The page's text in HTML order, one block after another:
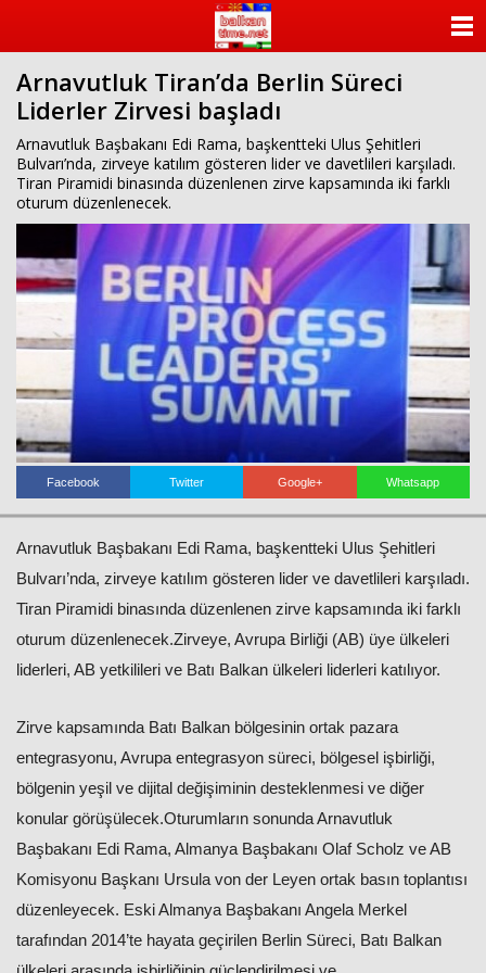
Arnavutluk Tiran’da Berlin Süreci
Liderler Zirvesi başladı
Arnavutluk Başbakanı Edi Rama, başkentteki Ulus Şehitleri
Bulvarı’nda, zirveye katılım gösteren lider ve davetlileri karşıladı.
Tiran Piramidi binasında düzenlenen zirve kapsamında iki farklı
oturum düzenlenecek.
Facebook Twitter Google+ Whatsapp
Arnavutluk Başbakanı Edi Rama, başkentteki Ulus Şehitleri
Bulvarı’nda, zirveye katılım gösteren lider ve davetlileri karşıladı.
Tiran Piramidi binasında düzenlenen zirve kapsamında iki farklı
oturum düzenlenecek.Zirveye, Avrupa Birliği (AB) üye ülkeleri
liderleri, AB yetkilileri ve Batı Balkan ülkeleri liderleri katılıyor.
Zirve kapsamında Batı Balkan bölgesinin ortak pazara
entegrasyonu, Avrupa entegrasyon süreci, bölgesel işbirliği,
bölgenin yeşil ve dijital değişiminin desteklenmesi ve diğer
konular görüşülecek.Oturumların sonunda Arnavutluk
Başbakanı Edi Rama, Almanya Başbakanı Olaf Scholz ve AB
Komisyonu Başkanı Ursula von der Leyen ortak basın toplantısı
düzenleyecek.​​​​​​​ Eski Almanya Başbakanı Angela Merkel
tarafından 2014’te hayata geçirilen Berlin Süreci, Batı Balkan
KATEGORİLER
ANKETLER
FOTO GALERİ
VİDEO GALERİ
KÜNYE
İLETİŞİM